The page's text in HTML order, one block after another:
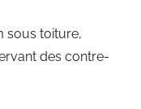
sous toiture,
des contre-